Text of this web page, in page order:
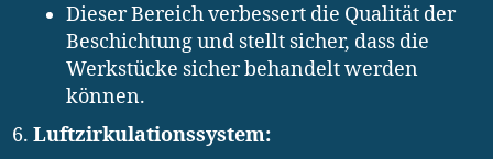
Dieser Bereich verbessert die Qualität der
Beschichtung und stellt sicher, dass die
Werkstücke sicher behandelt werden
können.
Luftzirkulationssystem: